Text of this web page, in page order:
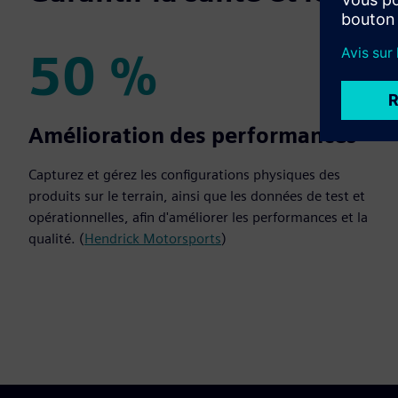
50 %
50 %
Amélioration des performances
Capturez et gérez les configurations physiques des
produits sur le terrain, ainsi que les données de test et
opérationnelles, afin d'améliorer les performances et la
qualité. (Hendrick Motorsports)